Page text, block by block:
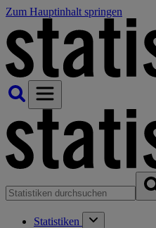
Zum Hauptinhalt springen
Statistiken